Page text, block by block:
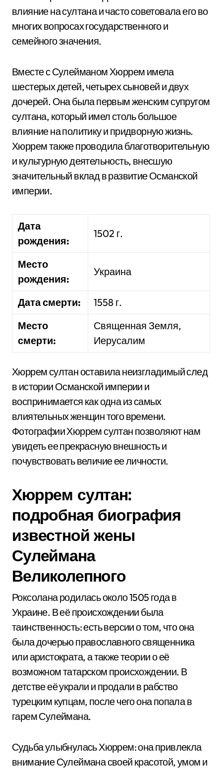
влияние на султана и часто советовала его во
многих вопросах государственного и
семейного значения.
Вместе с Сулейманом Хюррем имела
шестерых детей, четырех сыновей и двух
дочерей. Она была первым женским супругом
султана, который имел столь большое
влияние на политику и придворную жизнь.
Хюррем также проводила благотворительную
и культурную деятельность, внесшую
значительный вклад в развитие Османской
империи.
Дата
рождения:
1502 г.
Место
рождения:
Украина
Дата смерти:
1558 г.
Место
смерти:
Священная Земля,
Иерусалим
Хюррем султан оставила неизгладимый след
в истории Османской империи и
воспринимается как одна из самых
влиятельных женщин того времени.
Фотографии Хюррем султан позволяют нам
увидеть ее прекрасную внешность и
почувствовать величие ее личности.
Хюррем султан:
подробная биография
известной жены
Сулеймана
Великолепного
Роксолана родилась около 1505 года в
Украине. В её происхождении была
таинственность: есть версии о том, что она
была дочерью православного священника
или аристократа, а также теории о её
возможном татарском происхождении. В
детстве её украли и продали в рабство
турецким купцам, после чего она попала в
гарем Сулеймана.
Судьба улыбнулась Хюррем: она привлекла
внимание Сулеймана своей красотой, умом и